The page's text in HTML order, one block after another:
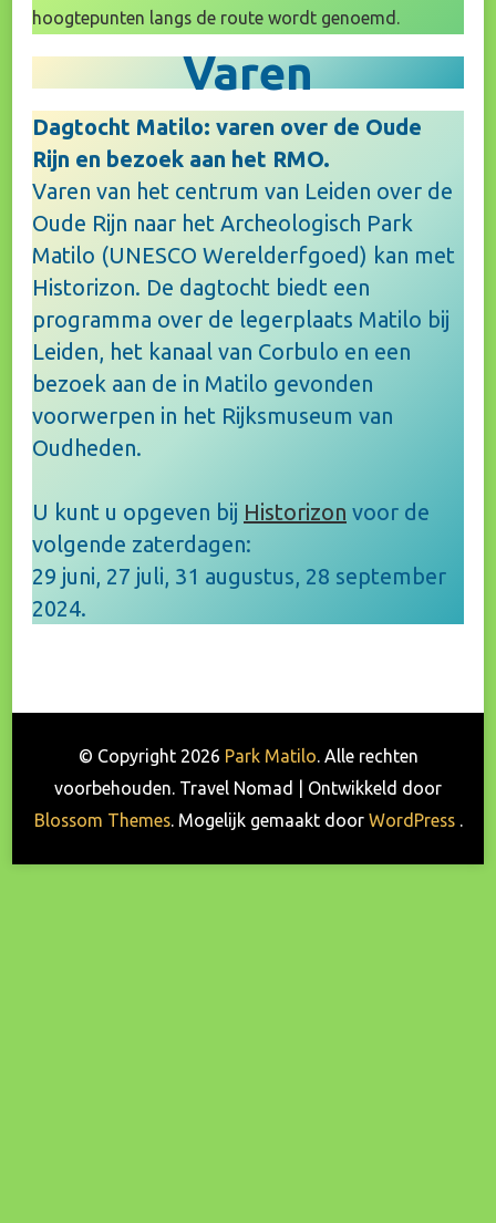
hoogtepunten langs de route wordt genoemd.
Varen
Dagtocht Matilo: varen over de Oude
Rijn en bezoek aan het RMO.
Varen van het centrum van Leiden over de
Oude Rijn naar het Archeologisch Park
Matilo (UNESCO Werelderfgoed) kan met
Historizon. De dagtocht biedt een
programma over de legerplaats Matilo bij
Leiden, het kanaal van Corbulo en een
bezoek aan de in Matilo gevonden
voorwerpen in het Rijksmuseum van
Oudheden.
U kunt u opgeven bij Historizon voor de
volgende zaterdagen:
29 juni, 27 juli, 31 augustus, 28 september
2024.
© Copyright 2026 Park Matilo. Alle rechten
voorbehouden. Travel Nomad | Ontwikkeld door
Blossom Themes. Mogelijk gemaakt door WordPress.